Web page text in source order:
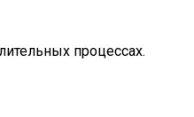
процессах.